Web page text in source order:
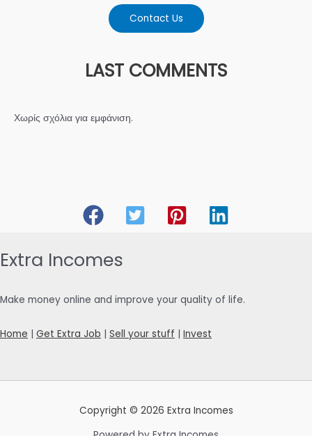
Contact Us
LAST COMMENTS
Χωρίς σχόλια για εμφάνιση.
Extra Incomes
Make money online and improve your quality of life.
Home | Get Extra Job | Sell your stuff | Invest
Copyright © 2026 Extra Incomes